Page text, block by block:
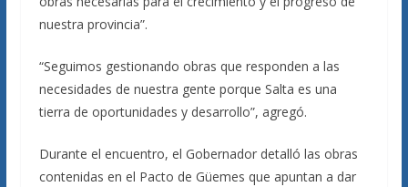
nuestra provincia”.
“Seguimos gestionando obras que responden a las
necesidades de nuestra gente porque Salta es una
tierra de oportunidades y desarrollo”, agregó.
Durante el encuentro, el Gobernador detalló las obras
contenidas en el Pacto de Güemes que apuntan a dar